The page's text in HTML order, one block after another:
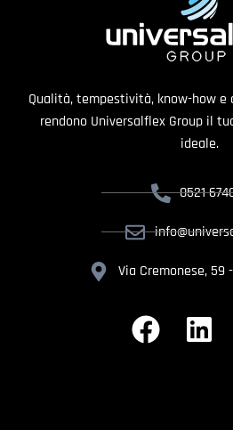
Qualità, tempestività, know-how
rendono Universalflex Group il
ideale.
0521
Via Cremonese, 59